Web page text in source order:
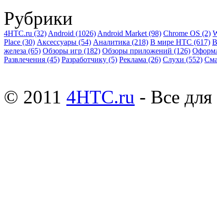
Рубрики
4HTC.ru (32) Android (1026) Android Market (98) Chrome OS (2)
Place (30) Аксессуары (54) Аналитика (218) В мире HTC (617)
железа (65) Обзоры игр (182) Обзоры приложений (126)
Развлечения (45) Разработчику (5) Реклама (26) Слухи (552)
© 2011 4HTC.ru - Все